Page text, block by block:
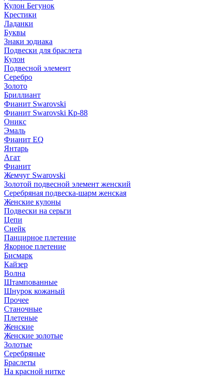
Кулон Бегунок
Крестики
Ладанки
Буквы
Знаки зодиака
Подвески для браслета
Кулон
Подвесной элемент
Серебро
Золото
Бриллиант
Фианит Swarovski
Фианит Swarovski Кр-88
Оникс
Эмаль
Фианит EQ
Янтарь
Агат
Фианит
Жемчуг Swarovski
Золотой подвесной элемент женcкий
Серебряная подвеска-шарм женская
Женские кулоны
Подвески на серьги
Цепи
Снейк
Панцирное плетение
Якорное плетение
Бисмарк
Кайзер
Волна
Штампованные
Шнурок кожаный
Прочее
Станочные
Плетеные
Женские
Женские золотые
Золотые
Серебряные
Браслеты
На красной нитке